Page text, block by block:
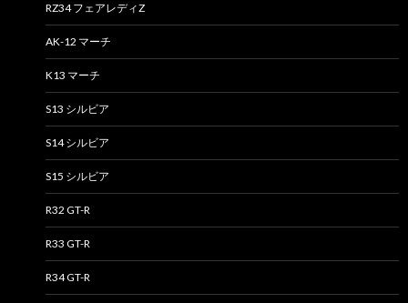
RZ34 フェアレディZ
AK-12 マーチ
K13 マーチ
S13 シルビア
S14 シルビア
S15 シルビア
R32 GT-R
R33 GT-R
R34 GT-R